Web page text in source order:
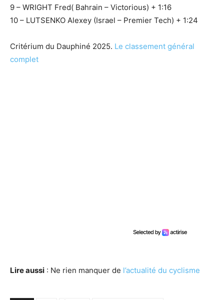
9 – WRIGHT Fred( Bahrain – Victorious) + 1:16
10 – LUTSENKO Alexey (Israel – Premier Tech) + 1:24
Critérium du Dauphiné 2025. Le classement général
complet
Lire aussi : Ne rien manquer de l’actualité du cyclisme